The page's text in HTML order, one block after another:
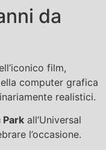
da
film,
computer grafica
realistici.
Park all’Universal
l’occasione.